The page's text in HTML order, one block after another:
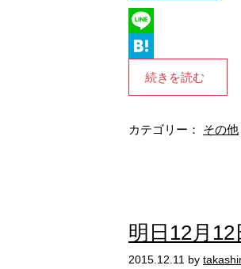
L
n
a
続きを読む
カテゴリー： その他
明日12月
2015.12.11 by